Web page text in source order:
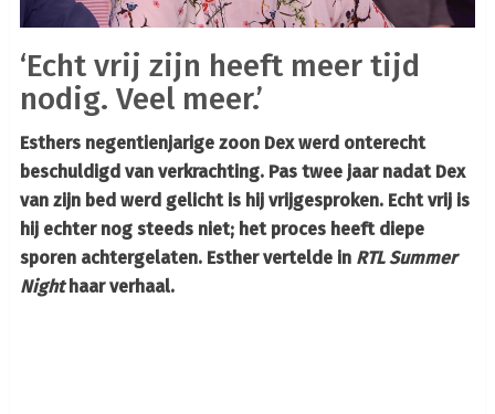
‘Echt vrij zijn heeft meer tijd
nodig. Veel meer.’
Esthers negentienjarige zoon Dex werd onterecht
beschuldigd van verkrachting. Pas twee jaar nadat Dex
van zijn bed werd gelicht is hij vrijgesproken. Echt vrij is
hij echter nog steeds niet; het proces heeft diepe
sporen achtergelaten. Esther vertelde in RTL Summer
Nighthaar verhaal.